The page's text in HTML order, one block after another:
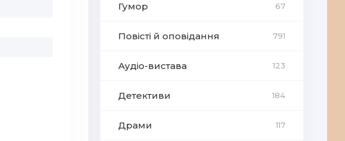
Гумор 67
Повісті й оповідання 791
Аудіо-вистава 123
Детективи 184
Драми 117